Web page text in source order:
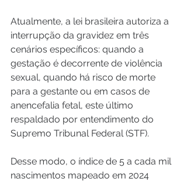
Atualmente, a lei brasileira autoriza a
interrupção da gravidez em três
cenários específicos: quando a
gestação é decorrente de violência
sexual, quando há risco de morte
para a gestante ou em casos de
anencefalia fetal, este último
respaldado por entendimento do
Supremo Tribunal Federal (STF).
Desse modo, o índice de 5 a cada mil
nascimentos mapeado em 2024